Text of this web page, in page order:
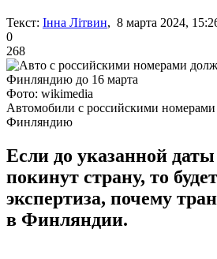
Текст: Інна Літвин, 8 марта 2024,
0
268
Фото: wikimedia
Автомобили с российскими
Финляндию
Если до указанной
покинут страну, то
экспертиза, почему
в Финляндии.